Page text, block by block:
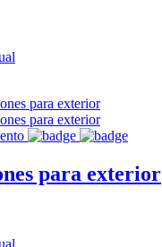
para exterior